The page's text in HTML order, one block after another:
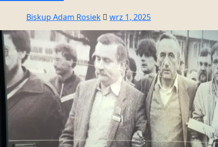
Biskup Adam Rosiek wrz 1, 2025